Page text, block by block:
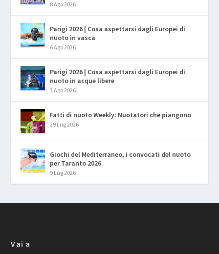
8 Ago 2026
Parigi 2026 | Cosa aspettarsi dagli Europei di
nuoto in vasca
6 Ago 2026
Parigi 2026 | Cosa aspettarsi dagli Europei di
nuoto in acque libere
3 Ago 2026
Fatti di nuoto Weekly: Nuotatori che piangono
29 Lug 2026
Giochi del Mediterraneo, i convocati del nuoto
per Taranto 2026
9 Lug 2026
Vai a